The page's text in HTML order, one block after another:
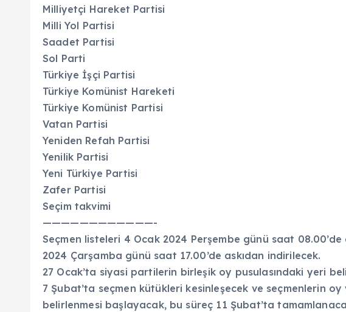
Milliyetçi Hareket Partisi
Milli Yol Partisi
Saadet Partisi
Sol Parti
Türkiye İşçi Partisi
Türkiye Komünist Hareketi
Türkiye Komünist Partisi
Vatan Partisi
Yeniden Refah Partisi
Yenilik Partisi
Yeni Türkiye Partisi
Zafer Partisi
Seçim takvimi
————————————-
Seçmen listeleri 4 Ocak 2024 Perşembe günü saat 08.00’de
2024 Çarşamba günü saat 17.00’de askıdan indirilecek.
27 Ocak’ta siyasi partilerin birleşik oy pusulasındaki yeri
7 Şubat’ta seçmen kütükleri kesinleşecek ve seçmenlerin oy
belirlenmesi başlayacak, bu süreç 11 Şubat’ta